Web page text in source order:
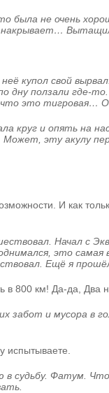
не очень
купол свой
ползали где-
что это тигровая…
круг и опять на
эту акулу
И как
Начал с
это
Ещё я
в 800 км! Да-да,
забот и мусора в
испытываете.
Фатум. Что